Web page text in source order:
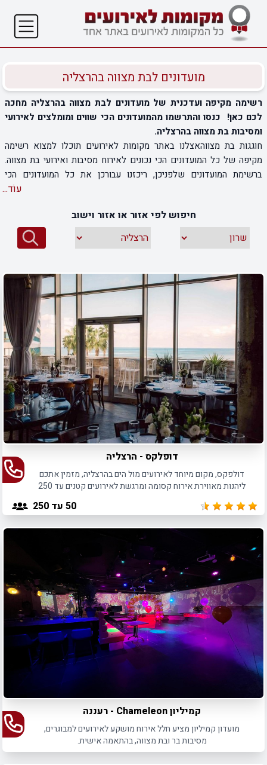
מועדונים לבת מצווה בהרצליה
רשימה מקיפה ועדכנית של מועדונים לבת מצווה בהרצליה מחכה
לכם כאן! כנסו והתרשמו מהמועדונים הכי שווים ומומלצים לאירועי
ומסיבות בת מצווה בהרצליה.
חוגגות בת מצווהאצלנו באתר מקומות לאירועים תוכלו למצוא רשימה
מקיפה של כל המועדונים הכי נכונים לאירוח מסיבות ואירועי בת מצווה.
ברשימת המועדונים שלפניכן, ריכזנו עבורכן את כל המועדונים הכי
מומלצים בעיר, כאשר לכל מועדון צירפנו דף מידע מורחב בו תוכלו למצוא
המוצעים לכם בו. בחירת המועדון מומלץ שתעשה בהתאם לכל צרכי
האירוח וההפקה הנחוצים לכם ובהתאם לאווירת האירוח עליה אתן חולמות.
על מנת להתרשם גם מאווירת האירוח במועדון, צירפנו גלריית תמונות לכל
בני המשפחה, החברות והחברים את האירוע הגדול.
עוֹד...
חיפוש לפי אזור או אזור וישוב
דופלקס - הרצליה
דולפקס, מקום מיוחד לאירועים מול הים בהרצליה, מזמין אתכם
ליהנות מאווירת אירוח קסומה ומרגשת לאירועים קטנים עד 250
50 עד 250
קמיליון Chameleon - רעננה
מועדון קמיליון מציע חלל אירוח מושקע לאירועים למבוגרים,
מסיבות בר ובת מצווה, בהתאמה אישית.